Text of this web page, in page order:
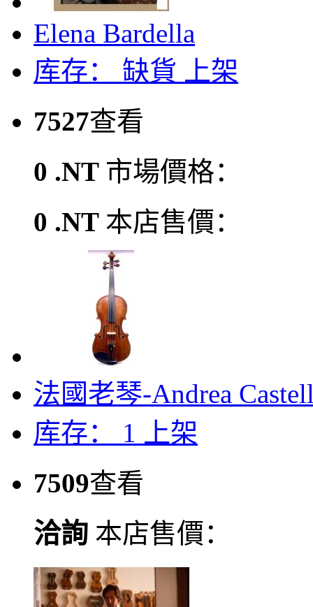
Elena Bardella
库存： 缺貨
上架
7527查看
0 .NT 市場價格：
0 .NT 本店售價：
法國老琴-Andrea
库存： 1
上架
7509查看
洽詢 本店售價：